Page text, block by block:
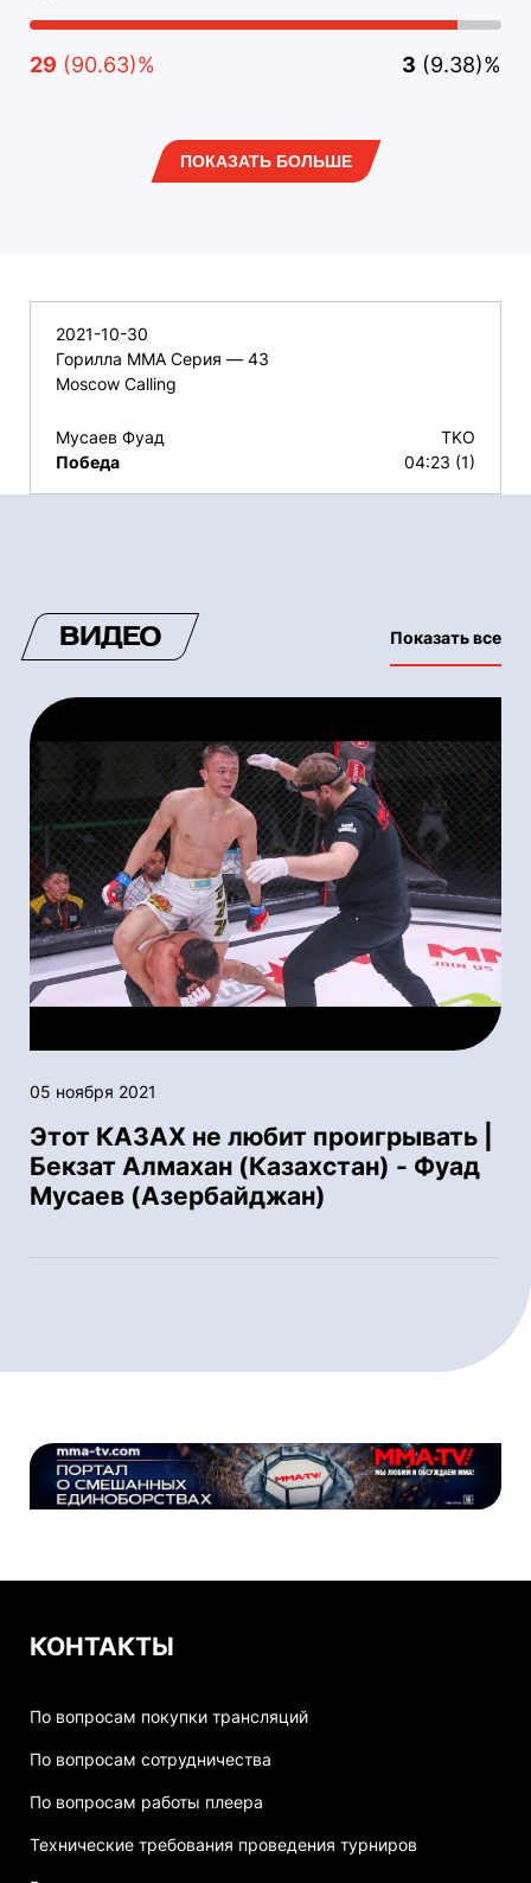
29 (90.63)% 3 (9.38)%
ПОКАЗАТЬ БОЛЬШЕ
2021-10-30
Горилла ММА Серия — 43
Moscow Calling
Мусаев Фуад
Победа
TKO
04:23 (1)
ВИДЕО Показать все
05 ноября 2021
Этот КАЗАХ не любит проигрывать |
Бекзат Алмахан (Казахстан) - Фуад
Мусаев (Азербайджан)
КОНТАКТЫ
По вопросам покупки трансляций
По вопросам сотрудничества
По вопросам работы плеера
Технические требования проведения турниров